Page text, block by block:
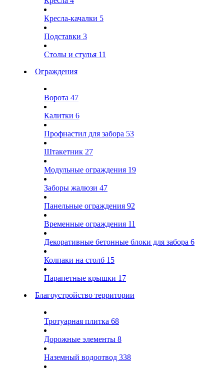
Кресла-качалки 5
Подставки 3
Столы и стулья 11
Ограждения
Ворота 47
Калитки 6
Профнастил для забора 53
Штакетник 27
Модульные ограждения 19
Заборы жалюзи 47
Панельные ограждения 92
Временные ограждения 11
Декоративные бетонные блоки для забора 6
Колпаки на столб 15
Парапетные крышки 17
Благоустройство территории
Тротуарная плитка 68
Дорожные элементы 8
Наземный водоотвод 338